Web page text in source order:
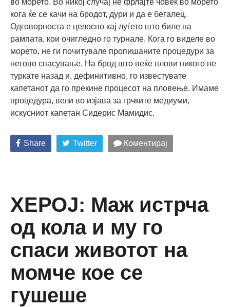
кога ќе се качи на бродот, дури и да е бегалец.
Одговорноста е целосно кај луѓето што биле на
рампата, кои очигледно го турнале. Кога го виделе во
морето, не ги почитувале пропишаните процедури за
негово спасување. На брод што веќе плови никого не
туркате назад и, дефинитивно, го известувате
капетанот да го прекине процесот на пловење. Имаме
процедура, вели во изјава за грчките медиуми,
искусниот капетан Сидерис Мамидис.
Share Twitter Коментирај
ХЕРОЈ: Маж истрча
од кола и му го
спаси животот на
момче кое се
гушеше